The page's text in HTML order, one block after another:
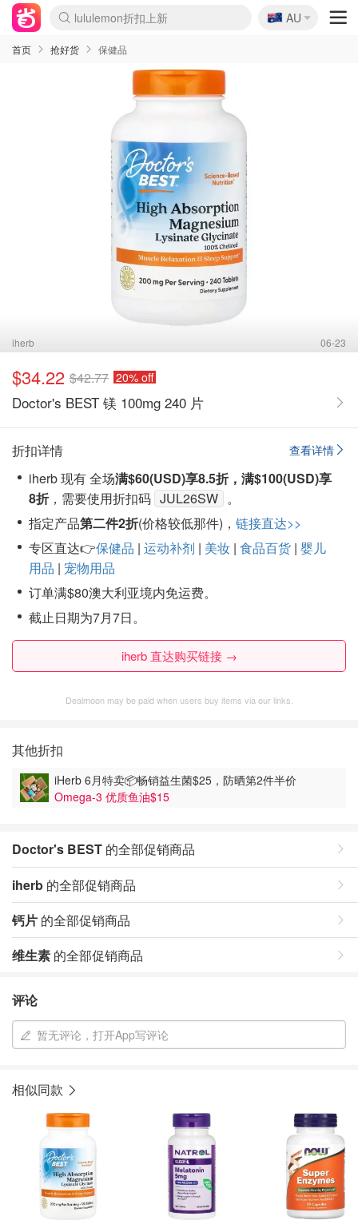
lululemon折扣上新
SSENSE年中3折
FreshBeauty好价汇总
Cettire降价+叠9折
Farfetch折上8折
WWS Coles超市实拍
viagogo二手票捡漏
Myer清仓1折起
The Outnet奢牌1折起
David Jones 3折起
Flannels大牌1折
Perfumes Club护肤1折
AMIRO返校季6.2折
Oweek抽奖送Airpods
Amazon折扣汇总
eToro入金$200送$50
Amazon数码好物
ICONIC本周7.5折
ThedoubleF高奢地板价
Moose Knuckles 6折
丝芙兰5折起
EUFY官网3.7折起
Selenichast首饰2折
Trip机票酒店促销
YSL送5件彩妆礼
Amazon家居好物
BIGBANG巡演开票
David Jones时尚3折
Amazon美妆护肤
雅漾大喷$8
过敏原检测盒$33
伊索独家赠50ml沐浴露
科颜氏清仓3折
SEALIFE海洋馆门票6折
丝塔芙大白罐$16
订阅Newsletter送香薰
Cult Beauty 6.8折
Harrods圣诞日历2.3折
LN-CC奢牌私促3折
d'Alba空姐喷雾$16
EVE LOM套装逆天2折
Bernardelli独家4折
Adore Beauty 6折起
CT圣诞日历
Mytheresa奢品2.7折
Luxury Escapes 9折
Currentbody美容仪9折
MOON Garden Live
ALLSAINTS美衣3折
Roborock扫地机3.7折
Tingo Life水杯$24
Valentino官网5折
CR洗发护发6.3折
🇦🇺
AU
首页 抢好货 保健品
iherb 06-23
$34.22 $42.77 20% off
Doctor's BEST 镁 100mg 240 片
查看详情
折扣详情
iherb 现有 全场满$60(USD)享8.5折，满$100(USD)享
8折 ，需要使用折扣码 JUL26SW 。
指定产品第二件2折(价格较低那件)， 链接直达>>
专区直达👉保健品 | 运动补剂 | 美妆 | 食品百货 | 婴儿
用品 | 宠物用品
订单满$80澳大利亚境内免运费。
截止日期为7月7日。
iherb 直达购买链接 →
Dealmoon may be paid when users buy items via our links.
其他折扣
iHerb 6月特卖📦畅销益生菌$25，防晒第2件半价
Omega-3 优质鱼油$15
Doctor's BEST 的全部促销商品
iherb 的全部促销商品
钙片 的全部促销商品
维生素 的全部促销商品
评论
暂无评论，打开App写评论
相似同款